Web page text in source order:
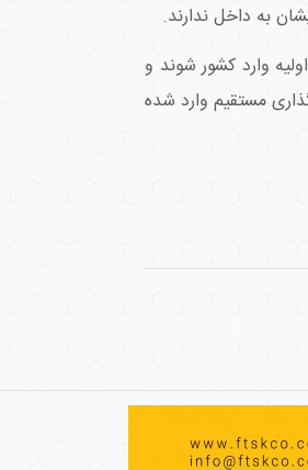
به داخل ندارند.
وارد کشور شوند و
مستقیم وارد شده